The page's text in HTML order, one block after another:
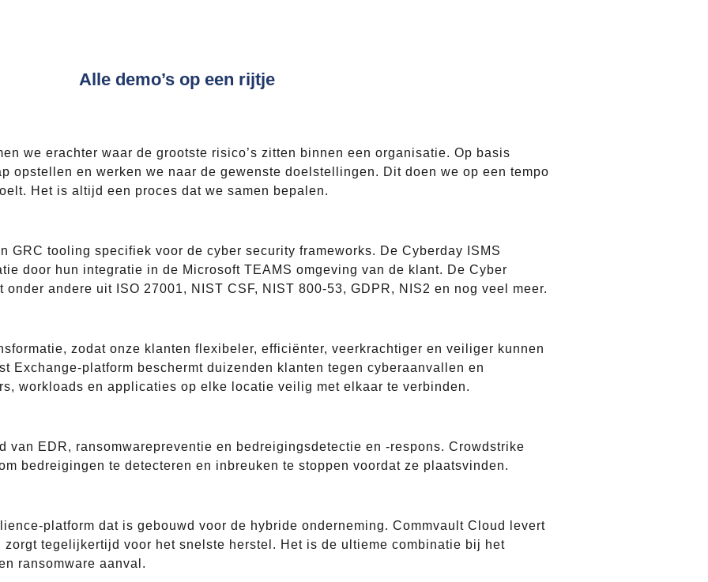
Alle demo’s op een rijtje
we erachter waar de grootste risico’s zitten binnen een organisatie. Op basis
opstellen en werken we naar de gewenste doelstellingen. Dit doen we op een tempo
Het is altijd een proces dat we samen bepalen.
GRC tooling specifiek voor de cyber security frameworks. De Cyberday ISMS
door hun integratie in de Microsoft TEAMS omgeving van de klant. De Cyber
andere uit ISO 27001, NIST CSF, NIST 800-53, GDPR, NIS2 en nog veel meer.
zodat onze klanten flexibeler, efficiënter, veerkrachtiger en veiliger kunnen
Exchange-platform beschermt duizenden klanten tegen cyberaanvallen en
workloads en applicaties op elke locatie veilig met elkaar te verbinden.
van EDR, ransomwarepreventie en bedreigingsdetectie en -respons. Crowdstrike
bedreigingen te detecteren en inbreuken te stoppen voordat ze plaatsvinden.
platform dat is gebouwd voor de hybride onderneming. Commvault Cloud levert
tegelijkertijd voor het snelste herstel. Het is de ultieme combinatie bij het
ransomware aanval.